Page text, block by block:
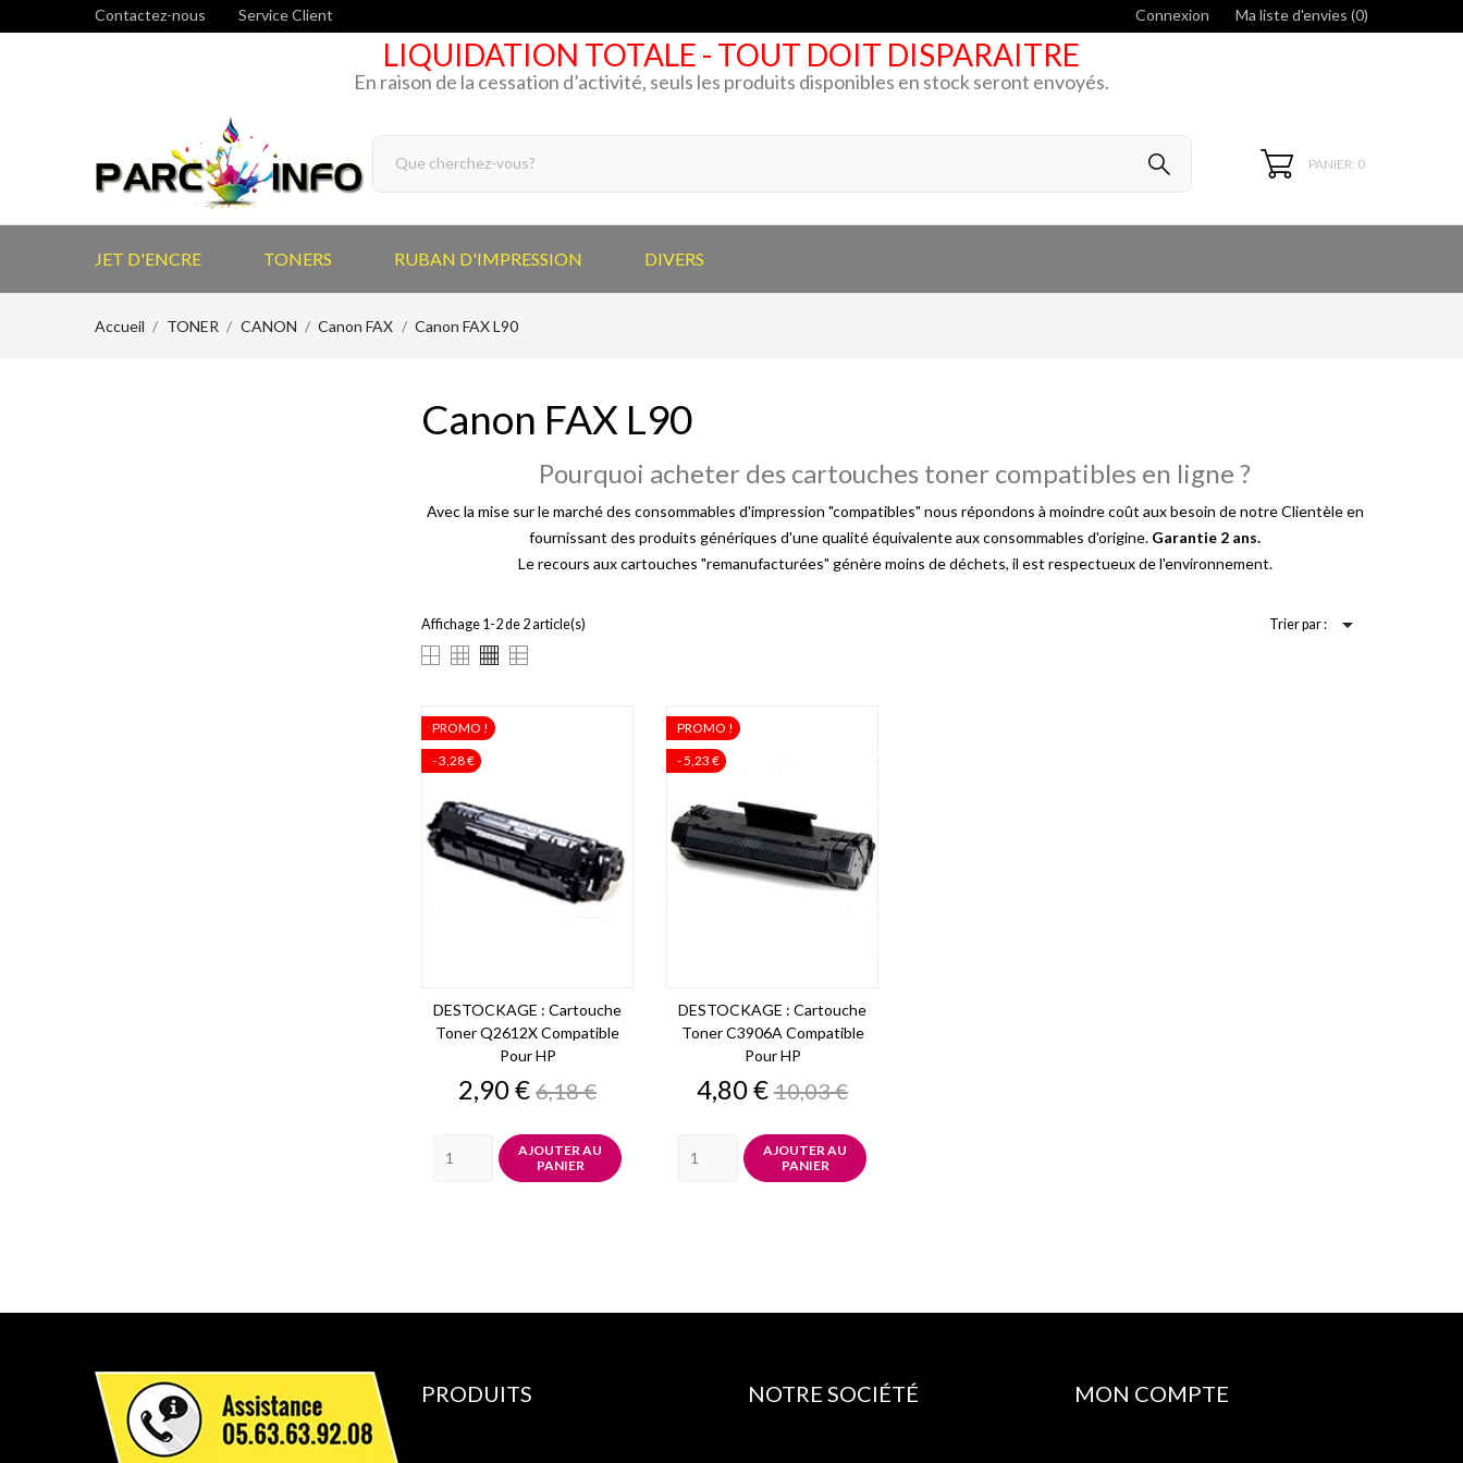
Contactez-nous Service Client Connexion Ma liste d'envies (0)
LIQUIDATION TOTALE - TOUT DOIT DISPARAITRE
En raison de la cessation d’activité, seuls les produits disponibles en stock seront envoyés.
PANIER: 0
JET D'ENCRE TONERS RUBAN D'IMPRESSION DIVERS
Accueil TONER CANON Canon FAX Canon FAX L90
Canon FAX L90
Pourquoi acheter des cartouches toner compatibles en ligne ?
Avec la mise sur le marché des consommables d'impression "compatibles" nous répondons à moindre coût aux besoin de notre Clientèle en
fournissant des produits génériques d'une qualité équivalente aux consommables d'origine. Garantie 2 ans.
Le recours aux cartouches "remanufacturées" génère moins de déchets, il est respectueux de l'environnement.
Affichage 1-2 de 2 article(s) Trier par : 
DESTOCKAGE : Cartouche
Toner Q2612X Compatible
Pour HP
Prix
2,90 €Prix
de
base
6,18 €
AJOUTER AU
PANIER
PROMO !
- 3,28 €
DESTOCKAGE : Cartouche
Toner C3906A Compatible
Pour HP
Prix
4,80 €Prix
de
base
10,03 €
AJOUTER AU
PANIER
PROMO !
- 5,23 €
PRODUITS NOTRE SOCIÉTÉ MON COMPTE